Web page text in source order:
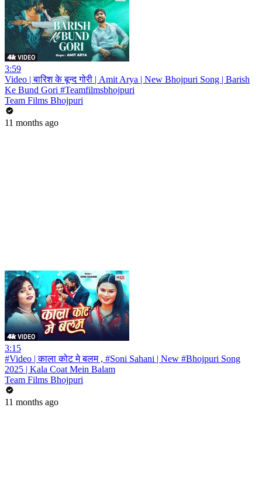
3:59
Video | बारिश के बून्द गोरी | Amit Arya | New Bhojpuri Song | Barish
Ke Bund Gori #Teamfilmsbhojpuri
Team Films Bhojpuri
11 months ago
3:15
#Video | काला कोट मे बलम , #Soni Sahani | New #Bhojpuri Song
2025 | Kala Coat Mein Balam
Team Films Bhojpuri
11 months ago